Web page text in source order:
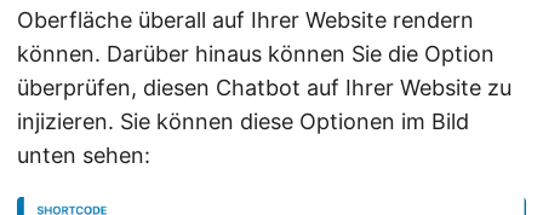
Oberfläche überall auf Ihrer Website rendern
können. Darüber hinaus können Sie die Option
überprüfen, diesen Chatbot auf Ihrer Website zu
injizieren. Sie können diese Optionen im Bild
unten sehen: